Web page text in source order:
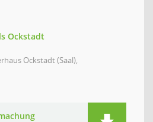
Ockstadt
Ockstadt (Saal),